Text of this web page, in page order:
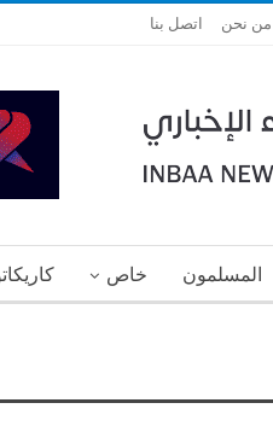
من نحن اتصل بنا
المسلمون خاص